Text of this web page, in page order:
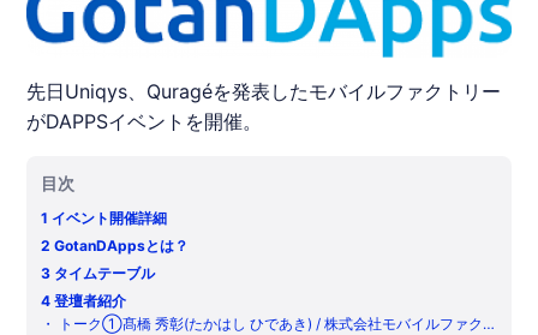
先日Uniqys、Quragéを発表したモバイルファクトリー
がDAPPSイベントを開催。
目次
1 イベント開催詳細
2GotanDAppsとは？
3 タイムテーブル
4登壇者紹介
・
トーク①髙橋 秀彰(たかはし ひであき) / 株式会社モバイルファク